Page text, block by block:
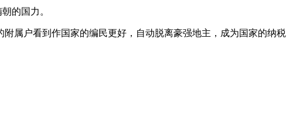
的国力。
属户看到作国家的编民更好，自动脱离豪强地主，成为国家的纳税